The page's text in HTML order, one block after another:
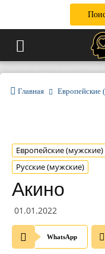
Главная Европейские
Европейские (мужские)
Русские (мужские)
Акино
01.01.2022
WhatsApp